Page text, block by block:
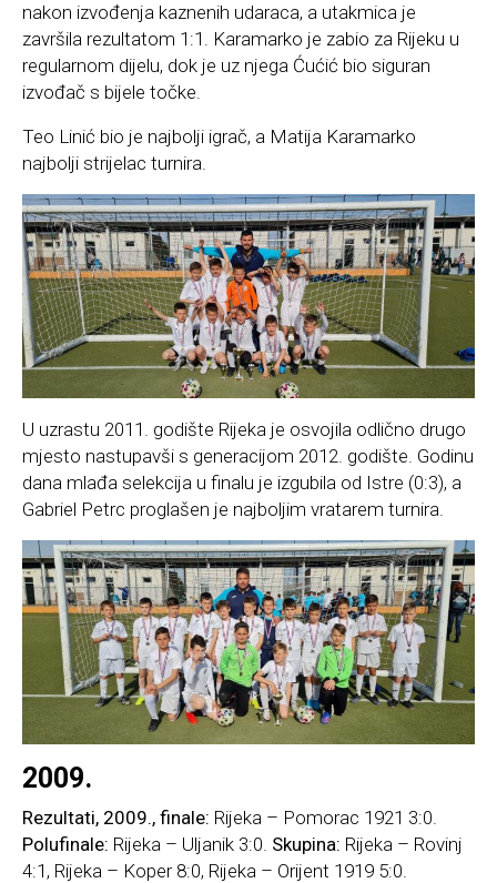
nakon izvođenja kaznenih udaraca, a utakmica je
završila rezultatom 1:1. Karamarko je zabio za Rijeku u
regularnom dijelu, dok je uz njega Ćućić bio siguran
izvođač s bijele točke.
Teo Linić bio je najbolji igrač, a Matija Karamarko
najbolji strijelac turnira.
U uzrastu 2011. godište Rijeka je osvojila odlično drugo
mjesto nastupavši s generacijom 2012. godište. Godinu
dana mlađa selekcija u finalu je izgubila od Istre (0:3), a
Gabriel Petrc proglašen je najboljim vratarem turnira.
2009.
Rezultati, 2009., finale: Rijeka – Pomorac 1921 3:0.
Polufinale: Rijeka – Uljanik 3:0. Skupina: Rijeka – Rovinj
4:1, Rijeka – Koper 8:0, Rijeka – Orijent 1919 5:0.